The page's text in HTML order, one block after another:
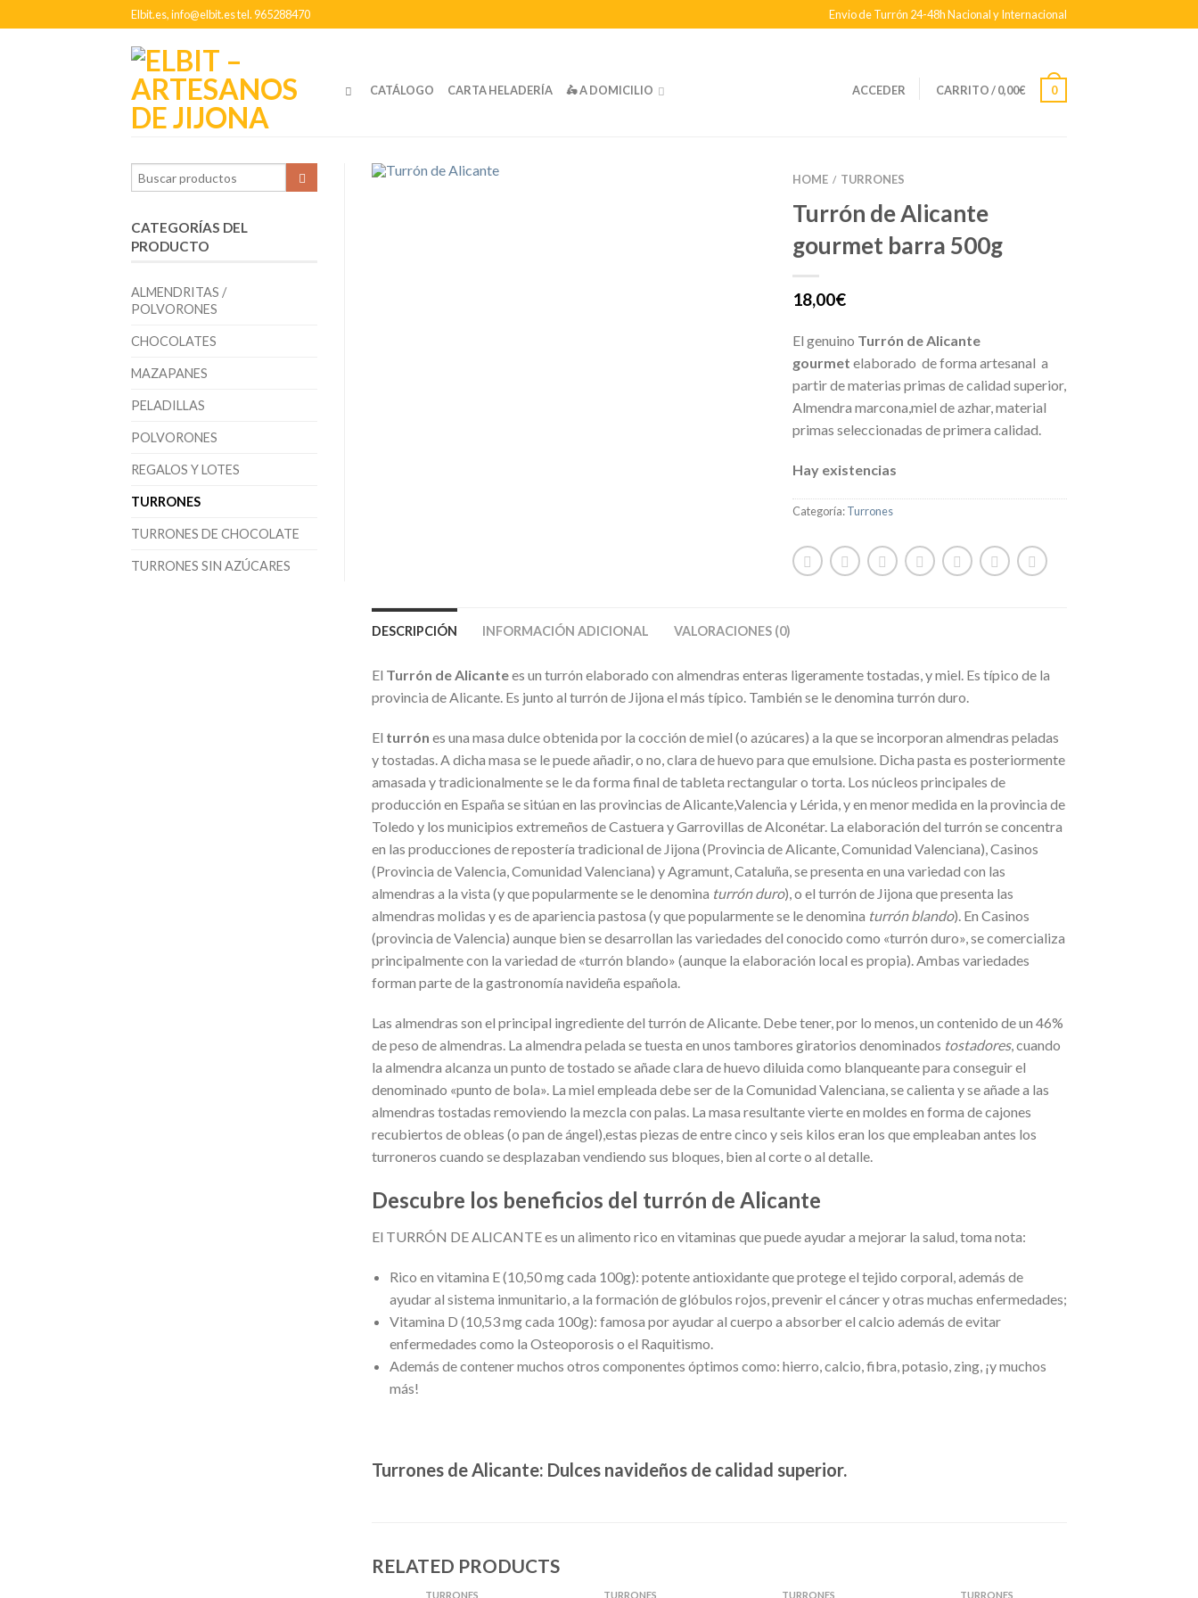
Elbit.es, info@elbit.es tel. 965288470 Envio de Turrón 24-48h Nacional y Internacional
CATÁLOGO CARTA HELADERÍA 🛵 A DOMICILIO ACCEDER CARRITO/0,00€ 0
CATEGORÍAS DEL
PRODUCTO
ALMENDRITAS /
POLVORONES
CHOCOLATES
MAZAPANES
PELADILLAS
POLVORONES
REGALOS Y LOTES
TURRONES
TURRONES DE CHOCOLATE
TURRONES SIN AZÚCARES
HOME / TURRONES
Turrón de Alicante
gourmet barra 500g
18,00€
El genuino Turrón de Alicante
gourmet elaborado de forma artesanal a
partir de materias primas de calidad superior,
Almendra marcona,miel de azhar, material
primas seleccionadas de primera calidad.
Hay existencias
Categoría:Turrones
DESCRIPCIÓN INFORMACIÓN ADICIONAL VALORACIONES (0)
El Turrón de Alicantees un turrón elaborado con almendras enteras ligeramente tostadas, y miel. Es típico de la
provincia de Alicante. Es junto al turrón de Jijona el más típico. También se le denomina turrón duro.
El turrón es una masa dulce obtenida por la cocción de miel (o azúcares) a la que se incorporan almendras peladas
y tostadas. A dicha masa se le puede añadir, o no, clara de huevo para que emulsione. Dicha pasta es posteriormente
amasada y tradicionalmente se le da forma final de tableta rectangular o torta. Los núcleos principales de
producción en España se sitúan en las provincias de Alicante,Valencia y Lérida, y en menor medida en la provincia de
Toledo y los municipios extremeños de Castuera y Garrovillas de Alconétar. La elaboración del turrón se concentra
en las producciones de repostería tradicional de Jijona (Provincia de Alicante, Comunidad Valenciana), Casinos
(Provincia de Valencia, Comunidad Valenciana) y Agramunt, Cataluña, se presenta en una variedad con las
almendras a la vista (y que popularmente se le denomina turrón duro), o el turrón de Jijona que presenta las
almendras molidas y es de apariencia pastosa (y que popularmente se le denomina turrón blando). En Casinos
(provincia de Valencia) aunque bien se desarrollan las variedades del conocido como «turrón duro», se comercializa
principalmente con la variedad de «turrón blando» (aunque la elaboración local es propia). Ambas variedades
forman parte de la gastronomía navideña española.
Las almendras son el principal ingrediente del turrón de Alicante. Debe tener, por lo menos, un contenido de un 46%
de peso de almendras. La almendra pelada se tuesta en unos tambores giratorios denominados tostadores, cuando
la almendra alcanza un punto de tostado se añade clara de huevo diluida como blanqueante para conseguir el
denominado «punto de bola». La miel empleada debe ser de la Comunidad Valenciana, se calienta y se añade a las
almendras tostadas removiendo la mezcla con palas. La masa resultante vierte en moldes en forma de cajones
recubiertos de obleas (o pan de ángel),estas piezas de entre cinco y seis kilos eran los que empleaban antes los
turroneros cuando se desplazaban vendiendo sus bloques, bien al corte o al detalle.
Descubre los beneficios del turrón de Alicante
El TURRÓN DE ALICANTE es un alimento rico en vitaminas que puede ayudar a mejorar la salud, toma nota:
Rico en vitamina E (10,50 mg cada 100g): potente antioxidante que protege el tejido corporal, además de
ayudar al sistema inmunitario, a la formación de glóbulos rojos, prevenir el cáncer y otras muchas enfermedades;
Vitamina D (10,53 mg cada 100g): famosa por ayudar al cuerpo a absorber el calcio además de evitar
enfermedades como la Osteoporosis o el Raquitismo.
Además de contener muchos otros componentes óptimos como: hierro, calcio, fibra, potasio, zing, ¡y muchos
más!
Turrones de Alicante: Dulces navideños de calidad superior.
RELATED PRODUCTS
TURRONES TURRONES TURRONES TURRONES